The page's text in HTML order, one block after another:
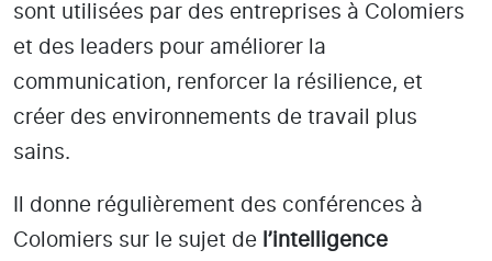
sont utilisées par des entreprises à Colomiers
et des leaders pour améliorer la
communication, renforcer la résilience, et
créer des environnements de travail plus
sains.
Il donne régulièrement des conférences à
Colomiers sur le sujet de l’intelligence